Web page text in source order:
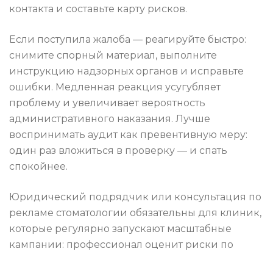
контакта и составьте карту рисков.
Если поступила жалоба — реагируйте быстро:
снимите спорный материал, выполните
инструкцию надзорных органов и исправьте
ошибки. Медленная реакция усугубляет
проблему и увеличивает вероятность
административного наказания. Лучше
воспринимать аудит как превентивную меру:
один раз вложиться в проверку — и спать
спокойнее.
Юридический подрядчик или консультация по
рекламе стоматологии обязательны для клиник,
которые регулярно запускают масштабные
кампании: профессионал оценит риски по